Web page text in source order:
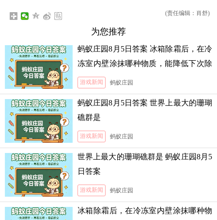
(责任编辑：肖舒)
为您推荐
蚂蚁庄园8月5日答案 冰箱除霜后，在冷
冻室内壁涂抹哪种物质，能降低下次除
霜的难度
游戏新闻 蚂蚁庄园
蚂蚁庄园8月5日答案 世界上最大的珊瑚
礁群是
游戏新闻 蚂蚁庄园
世界上最大的珊瑚礁群是 蚂蚁庄园8月5
日答案
游戏新闻 蚂蚁庄园
冰箱除霜后，在冷冻室内壁涂抹哪种物